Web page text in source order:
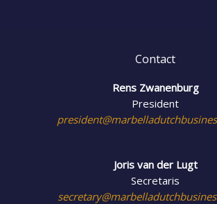
Contact
Rens Zwanenburg
President
Joris van der Lugt
Secretaris